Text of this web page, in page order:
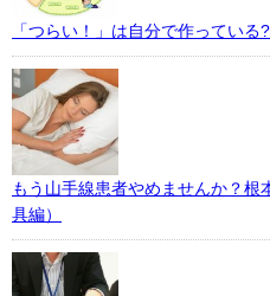
「つらい！」は自分で作っている
もう山手線患者やめませんか？
具編）